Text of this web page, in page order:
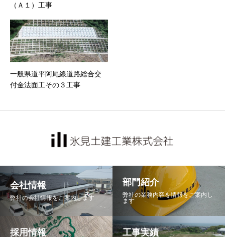
（Ａ１）工事
一般県道平阿尾線道路総合交
付金法面工その３工事
会社情報
弊社の会社情報をご案内します
部門紹介
弊社の業務内容を情報をご案内し
ます
採用情報 工事実績